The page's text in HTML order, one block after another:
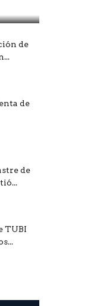
de
de
de
TUBI